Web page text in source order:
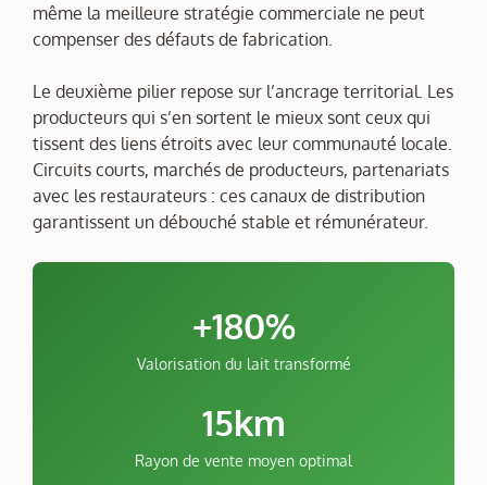
même la meilleure stratégie commerciale ne peut
compenser des défauts de fabrication.
Le deuxième pilier repose sur l’ancrage territorial. Les
producteurs qui s’en sortent le mieux sont ceux qui
tissent des liens étroits avec leur communauté locale.
Circuits courts, marchés de producteurs, partenariats
avec les restaurateurs : ces canaux de distribution
garantissent un débouché stable et rémunérateur.
+180%
Valorisation du lait transformé
15km
Rayon de vente moyen optimal